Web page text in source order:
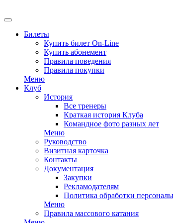
Билеты
Купить билет On-Line
Купить абонемент
Правила поведения
Правила покупки
Меню
Клуб
История
Все тренеры
Краткая история Клуба
Командное фото разных лет
Меню
Руководство
Визитная карточка
Контакты
Документация
Закупки
Рекламодателям
Политика обработки
Меню
Правила массового катания